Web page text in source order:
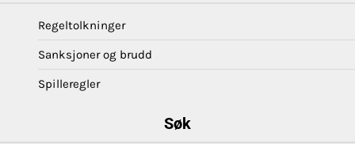
Regeltolkninger
Sanksjoner og brudd
Spilleregler
Søk